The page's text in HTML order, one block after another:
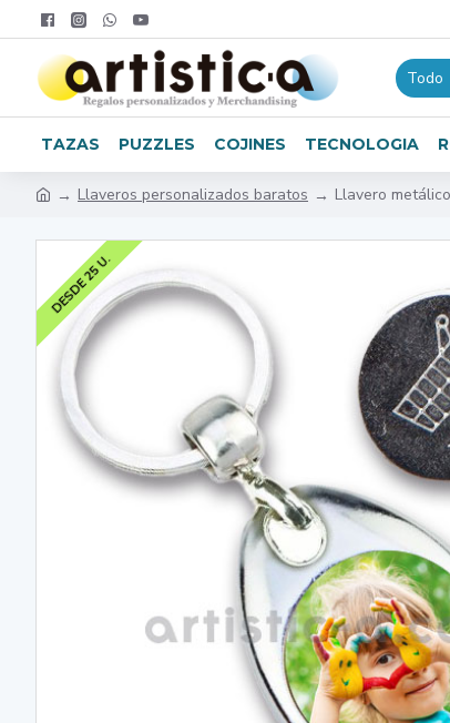
Todo
TAZAS PUZZLES COJINES TECNOLOGIA
Llaveros personalizados baratos Llavero
DESDE 25 U.